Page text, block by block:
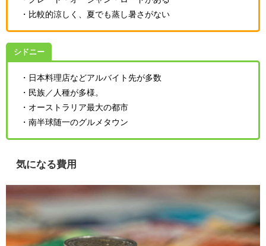
・比較的涼しく、夏でも蒸し暑さがない
シドニー
・日本料理店などアルバイト先が多数
・民族／人種が多様。
・オーストラリア最大の都市
・南半球随一のグルメタウン
気になる費用